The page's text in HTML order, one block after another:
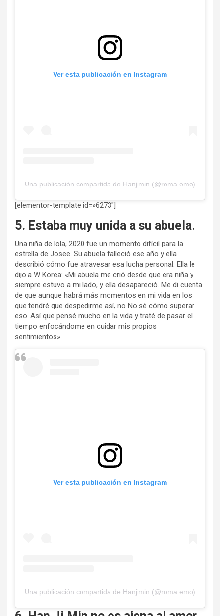
Ver esta publicación en Instagram
Una publicación compartida de Hanjimin (@roma.emo)
[elementor-template id=»6273″]
5. Estaba muy unida a su abuela.
Una niña de lola, 2020 fue un momento difícil para la
estrella de Josee. Su abuela falleció ese año y ella
describió cómo fue atravesar esa lucha personal. Ella le
dijo a W Korea: «Mi abuela me crió desde que era niña y
siempre estuvo a mi lado, y ella desapareció. Me di cuenta
de que aunque habrá más momentos en mi vida en los
que tendré que despedirme así, no No sé cómo superar
eso. Así que pensé mucho en la vida y traté de pasar el
tiempo enfocándome en cuidar mis propios
sentimientos».
Ver esta publicación en Instagram
Una publicación compartida de Hanjimin (@roma.emo)